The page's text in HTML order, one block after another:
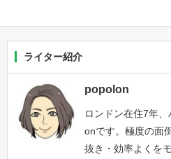
ライター紹介
popolon
ロンドン在住7年
onです。極度の面
抜き・効率よくを